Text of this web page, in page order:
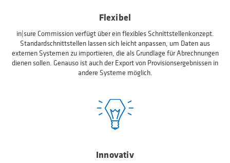
Flexibel
in|sure Commission verfügt über ein flexibles Schnittstellenkonzept.
Standardschnittstellen lassen sich leicht anpassen, um Daten aus
externen Systemen zu importieren, die als Grundlage für Abrechnungen
dienen sollen. Genauso ist auch der Export von Provisionsergebnissen in
andere Systeme möglich.
Innovativ